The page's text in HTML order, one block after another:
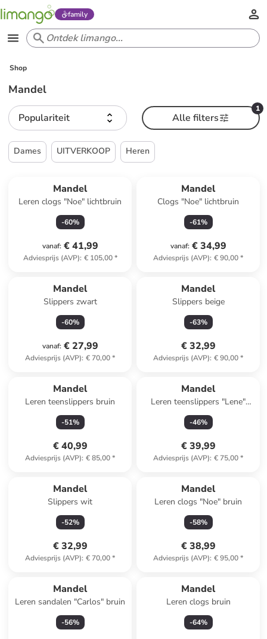
family
Shop
Mandel
Populariteit
1
Alle filters
Dames UITVERKOOP Heren
Mandel
Leren clogs "Noe" lichtbruin
-60%
vanaf: € 41,99
Adviesprijs (AVP): € 105,00*
Mandel
Clogs "Noe" lichtbruin
-61%
vanaf: € 34,99
Adviesprijs (AVP): € 90,00*
Mandel
Slippers zwart
-60%
vanaf: € 27,99
Adviesprijs (AVP): € 70,00*
Mandel
Slippers beige
-63%
€ 32,99
Adviesprijs (AVP): € 90,00*
Mandel
Leren teenslippers bruin
-51%
€ 40,99
Adviesprijs (AVP): € 85,00*
Mandel
Leren teenslippers "Lene"
groen
-46%
€ 39,99
Adviesprijs (AVP): € 75,00*
Mandel
Slippers wit
-52%
€ 32,99
Adviesprijs (AVP): € 70,00*
Mandel
Leren clogs "Noe" bruin
-58%
€ 38,99
Adviesprijs (AVP): € 95,00*
Mandel
Leren sandalen "Carlos" bruin
-56%
Mandel
Leren clogs bruin
-64%